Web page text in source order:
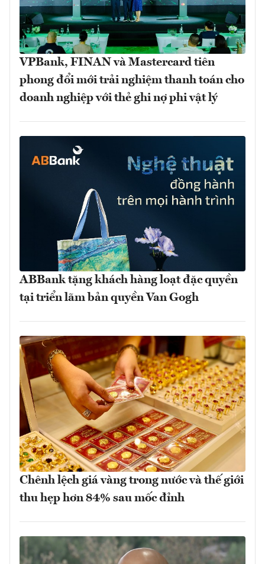
VPBank, FINAN và Mastercard tiên
phong đổi mới trải nghiệm thanh toán cho
doanh nghiệp với thẻ ghi nợ phi vật lý
ABBank tặng khách hàng loạt đặc quyền
tại triển lãm bản quyền Van Gogh
Chênh lệch giá vàng trong nước và thế giới
thu hẹp hơn 84% sau mốc đỉnh